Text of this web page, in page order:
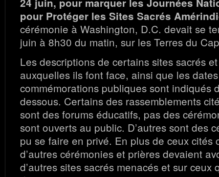
24 juin, pour marquer les Journées
pour Protéger les Sites Sacrés
cérémonie à Washington, D.C. devait se
juin à 8h30 du matin, sur les Terres du
Les descriptions de certains sites sacrés
auxquelles ils font face, ainsi que les
commémorations publiques sont indiqués
dessous. Certains des rassemblements
sont des forums éducatifs, pas des
sont ouverts au public. D’autres sont des
pu se faire en privé. En plus de ceux cités
d’autres cérémonies et prières devaient
d’autres sites sacrés menacés et sur ceux